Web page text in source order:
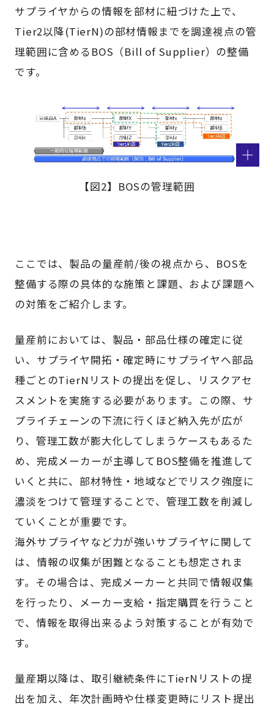
サプライヤからの情報を部材に紐づけた上で、
Tier2以降(TierN)の部材情報までを調達視点の管
理範囲に含めるBOS（Bill of Supplier）の整備
です。
【図2】BOSの管理範囲
ここでは、製品の量産前/後の視点から、BOSを
整備する際の具体的な施策と課題、および課題へ
の対策をご紹介します。
量産前においては、製品・部品仕様の確定に従
い、サプライヤ開拓・確定時にサプライヤへ部品
種ごとのTierNリストの提出を促し、リスクアセ
スメントを実施する必要があります。この際、サ
プライチェーンの下流に行くほど納入先が広が
り、管理工数が膨大化してしまうケースもあるた
め、完成メーカーが主導してBOS整備を推進して
いくと共に、部材特性・地域などでリスク強度に
濃淡をつけて管理することで、管理工数を削減し
ていくことが重要です。
海外サプライヤなど力が強いサプライヤに関して
は、情報の収集が困難となることも想定されま
す。その場合は、完成メーカーと共同で情報収集
を行ったり、メーカー支給・指定購買を行うこと
で、情報を取得出来るよう対策することが有効で
す。
量産期以降は、取引継続条件にTierNリストの提
出を加え、年次計画時や仕様変更時にリスト提出